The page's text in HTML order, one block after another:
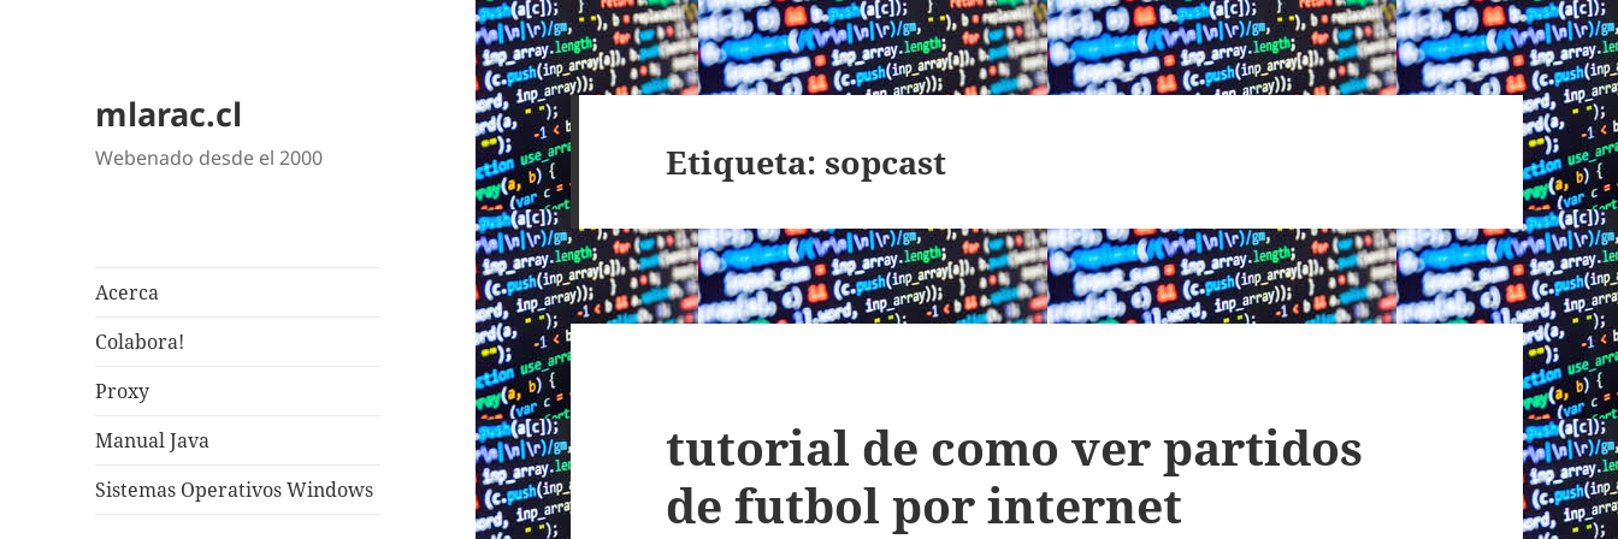
mlarac.cl
Webenado desde el 2000
Acerca
Colabora!
Proxy
Manual Java
Sistemas Operativos Windows
Etiqueta:sopcast
tutorial de como ver partidos
de futbol por internet